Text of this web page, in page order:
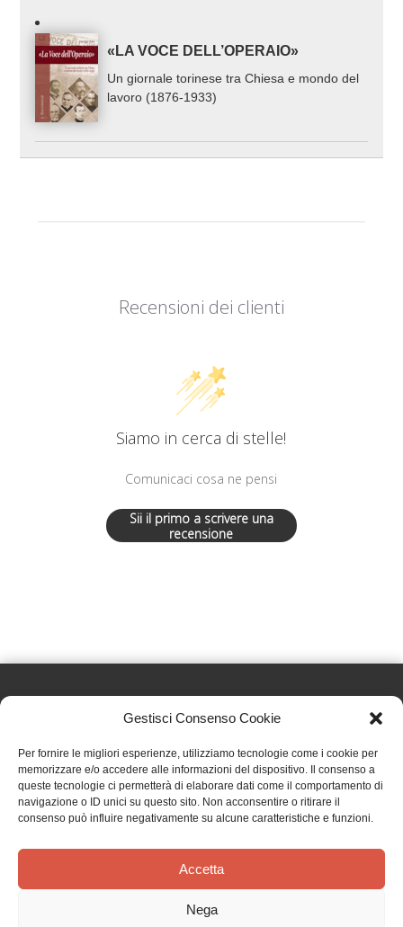
Gestisci Consenso Cookie
Per fornire le migliori esperienze, utilizziamo tecnologie come i cookie per
memorizzare e/o accedere alle informazioni del dispositivo. Il consenso a
queste tecnologie ci permetterà di elaborare dati come il comportamento di
navigazione o ID unici su questo sito. Non acconsentire o ritirare il
consenso può influire negativamente su alcune caratteristiche e funzioni.
Accetta
Nega
«LA VOCE DELL’OPERAIO»
Un giornale torinese tra Chiesa e mondo del
lavoro (1876-1933)
Recensioni dei clienti
Siamo in cerca di stelle!
Comunicaci cosa ne pensi
Sii il primo a scrivere una
recensione
Effatà Editrice di Pellegrino Paolo SAS
C.F. e P.IVA 09655250018
Via Tre Denti, 1 - 10060 Cantalupa (TO)
Telefono: (+39) 0121 353452 - Fax: (+39) 0121 353839
TERMINI E CONDIZIONI